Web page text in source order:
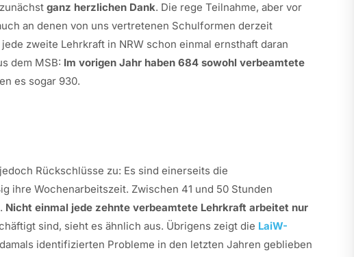
ganz herzlichen Dank. Die rege Teilnahme, aber vor
an denen von uns vertretenen Schulformen derzeit
zweite Lehrkraft in NRW schon einmal ernsthaft daran
dem MSB: Im vorigen Jahr haben 684 sowohl verbeamtete
es sogar 930.
Rückschlüsse zu: Es sind einerseits die
ihre Wochenarbeitszeit. Zwischen 41 und 50 Stunden
Nicht einmal jede zehnte verbeamtete Lehrkraft arbeitet nur
sind, sieht es ähnlich aus. Übrigens zeigt die LaiW-
identifizierten Probleme in den letzten Jahren geblieben